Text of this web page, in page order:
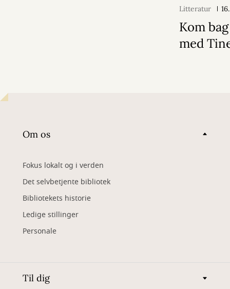
Litteratur
Kom
med
Om os
Fokus lokalt og i verden
Det selvbetjente bibliotek
Bibliotekets historie
Ledige stillinger
Personale
Til dig